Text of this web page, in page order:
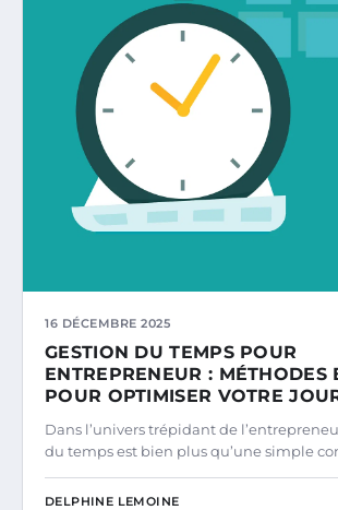
16 DÉCEMBRE 2025
GESTION DU TEMPS POUR
ENTREPRENEUR : MÉTHODES
POUR OPTIMISER VOTRE
Dans l’univers trépidant de
du temps est bien plus qu’une simple
DELPHINE LEMOINE